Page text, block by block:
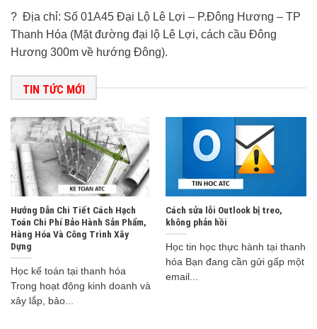
? Địa chỉ: Số 01A45 Đại Lộ Lê Lợi – P.Đông Hương – TP
Thanh Hóa (Mặt đường đại lộ Lê Lợi, cách cầu Đông
Hương 300m về hướng Đông).
TIN TỨC MỚI
Hướng Dẫn Chi Tiết Cách Hạch
Toán Chi Phí Bảo Hành Sản Phẩm,
Hàng Hóa Và Công Trình Xây
Dựng
Học kế toán tại thanh hóa
Trong hoạt động kinh doanh và
xây lắp, bảo...
Cách sửa lỗi Outlook bị treo,
không phản hồi
Học tin học thực hành tại thanh
hóa Bạn đang cần gửi gấp một
email...